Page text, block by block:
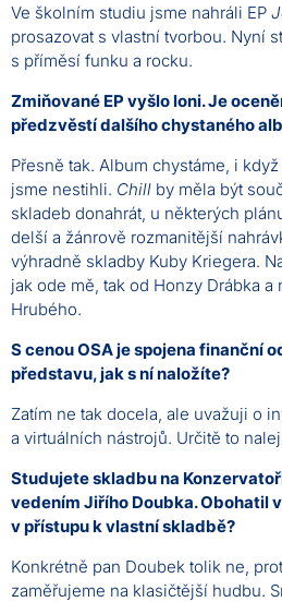
Ve školním studiu jsme nahráli EP
prosazovat s vlastní tvorbou. Nyní
s příměsí funku a rocku.
Zmiňované EP vyšlo loni. Je
předzvěstí dalšího chystaného
Přesně tak. Album chystáme, i
jsme nestihli. Chill by měla být
skladeb donahrát, u některých
delší a žánrově rozmanitější
výhradně skladby Kuby Kriegera.
jak ode mě, tak od Honzy Drábka
Hrubého.
S cenou OSA je spojena finanční
představu, jak s ní naložíte?
Zatím ne tak docela, ale uvažuji o
a virtuálních nástrojů. Určitě to
Studujete skladbu na
vedením Jiřího Doubka. Obohatil
v přístupu k vlastní skladbě?
Konkrétně pan Doubek tolik ne,
zaměřujeme na klasičtější hudbu.